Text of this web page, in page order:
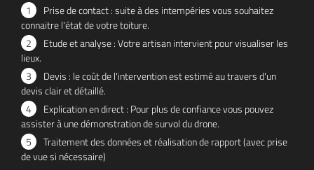
Zinguerie
Drône
réalisations
Actualités
Avis
Contact
06 75 90 34
1
Prise de contact : suite à des intempéries vous souhaitez
connaitre l'état de votre toiture.
2
Etude et analyse : Votre artisan intervient pour visualiser les
lieux.
3
Devis : le coût de l'intervention est estimé au travers d'un
devis clair et détaillé.
4
Explication en direct : Pour plus de confiance vous pouvez
assister à une démonstration de survol du drone.
5
Traitement des données et réalisation de rapport (avec prise
de vue si nécessaire)